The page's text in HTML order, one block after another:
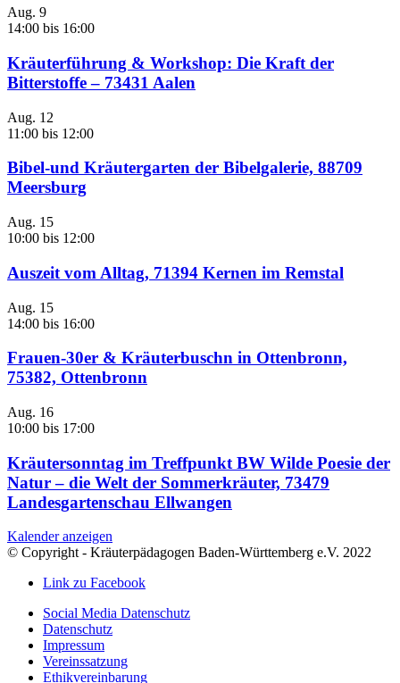
Aug. 9
14:00 bis 16:00
Kräuterführung & Workshop: Die Kraft der
Bitterstoffe – 73431 Aalen
Aug. 12
11:00 bis 12:00
Bibel-und Kräutergarten der Bibelgalerie, 88709
Meersburg
Aug. 15
10:00 bis 12:00
Auszeit vom Alltag, 71394 Kernen im Remstal
Aug. 15
14:00 bis 16:00
Frauen-30er & Kräuterbuschn in Ottenbronn,
75382, Ottenbronn
Aug. 16
10:00 bis 17:00
Kräutersonntag im Treffpunkt BW Wilde Poesie der
Natur – die Welt der Sommerkräuter, 73479
Landesgartenschau Ellwangen
Kalender anzeigen
© Copyright - Kräuterpädagogen Baden-Württemberg e.V. 2022
Link zu Facebook
Social Media Datenschutz
Datenschutz
Impressum
Vereinssatzung
Ethikvereinbarung